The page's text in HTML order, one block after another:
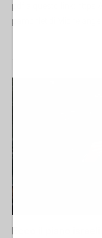
pdf a questo link:
pamphlet di
Ecco il piano